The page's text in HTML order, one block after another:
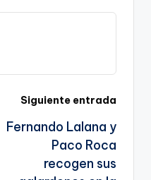
a
p
p
o
Tr
a
n
sl
a
ar
Siguiente entrada
Fernando Lalana y
Paco Roca
recogen sus